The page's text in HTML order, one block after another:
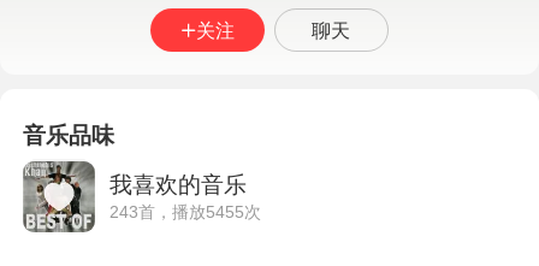
关注 聊天
音乐品味
我喜欢的音乐
243首，播放5455次